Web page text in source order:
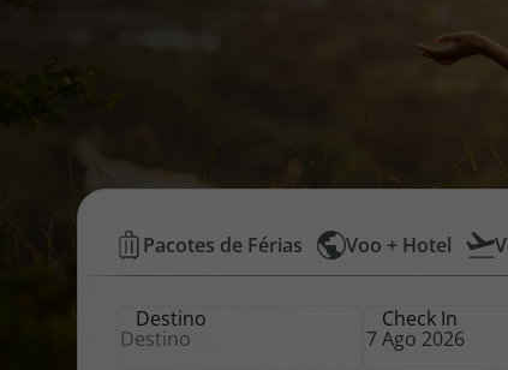
Pacotes de Férias
Disneyland ® Paris Blog
Hotéis
Baratos
Pacotes de Férias Voo + Hotel
Destino Check In